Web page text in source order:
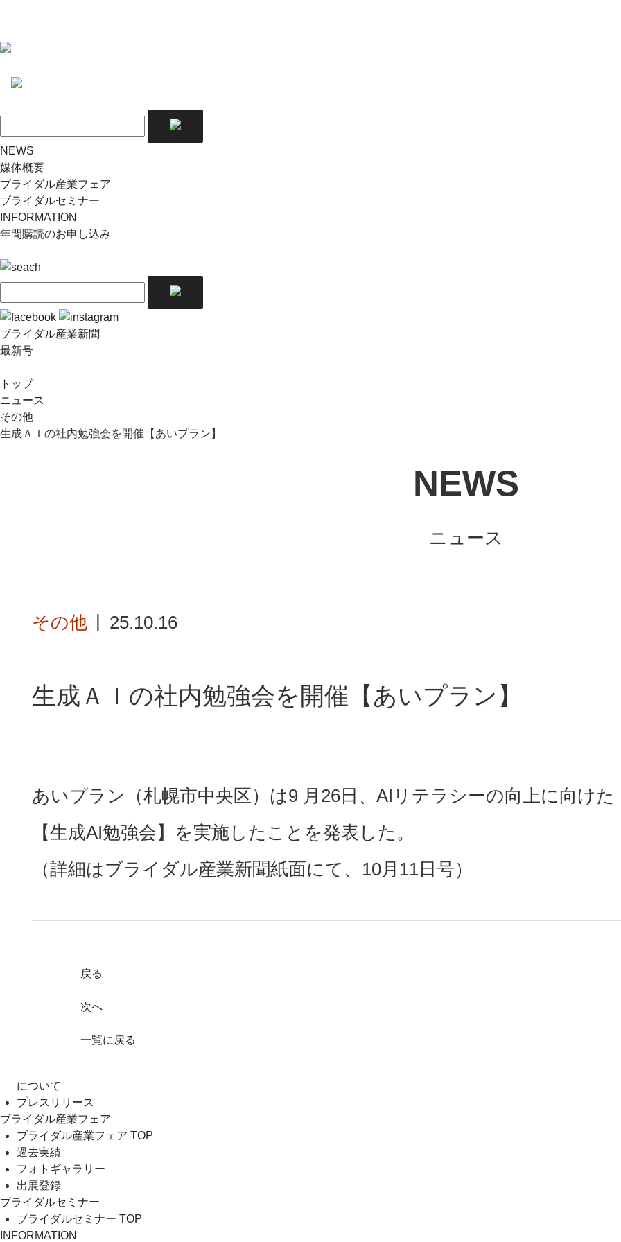
NEWS
媒体概要
ブライダル産業フェア
ブライダルセミナー
INFORMATION
年間購読のお申し込み
ブライダル産業新聞
最新号
トップ
ニュース
その他
生成ＡＩの社内勉強会を開催【あいプラン】
NEWS
ニュース
その他 25.10.16
生成ＡＩの社内勉強会を開催【あいプラン】
あいプラン（札幌市中央区）は9 月26日、AIリテラシーの向上に向けた
【生成AI勉強会】を実施したことを発表した。
（詳細はブライダル産業新聞紙面にて、10月11日号）
戻る
次へ
一覧に戻る
について
プレスリリース
ブライダル産業フェア
ブライダル産業フェア TOP
過去実績
フォトギャラリー
出展登録
ブライダルセミナー
ブライダルセミナー TOP
INFORMATION